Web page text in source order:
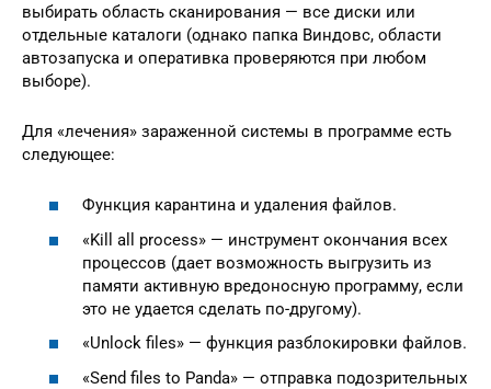
выбирать область сканирования — все диски или
отдельные каталоги (однако папка Виндовс, области
автозапуска и оперативка проверяются при любом
выборе).
Для «лечения» зараженной системы в программе есть
следующее:
Функция карантина и удаления файлов.
«Kill all process» — инструмент окончания всех
процессов (дает возможность выгрузить из
памяти активную вредоносную программу, если
это не удается сделать по-другому).
«Unlock files» — функция разблокировки файлов.
«Send files to Panda» — отправка подозрительных